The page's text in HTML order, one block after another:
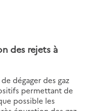
des rejets à
dégager des gaz
permettant de
possible les